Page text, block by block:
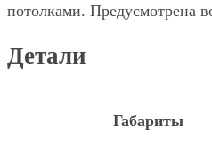
потолками. Предусмотрена
Детали
Габариты